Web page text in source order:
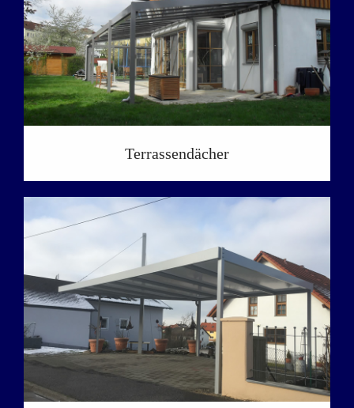
Terrassendächer